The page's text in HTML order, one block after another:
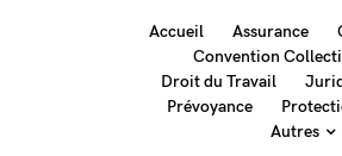
Accueil Assurance
Convention
Droit du Travail
Prévoyance
Autres